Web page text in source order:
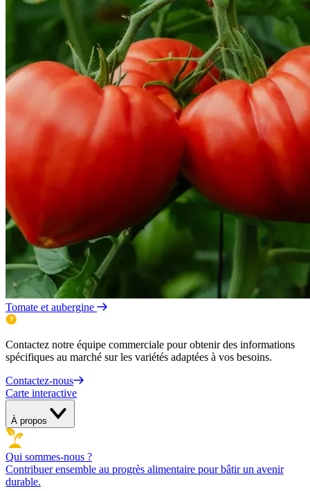
Tomate et aubergine
Contactez notre équipe commerciale pour obtenir des informations
spécifiques au marché sur les variétés adaptées à vos besoins.
Contactez-nous
Carte interactive
À propos
Qui sommes-nous ?
Contribuer ensemble au progrès alimentaire pour bâtir un avenir
durable.